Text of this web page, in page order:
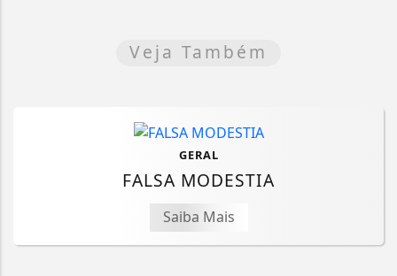
Veja Também
GERAL
FALSA MODESTIA
Saiba Mais